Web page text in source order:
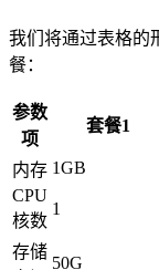
我们将通过表格的
餐：
参数
项
套餐1
内存 1GB
CPU
核数
1
存储
50G